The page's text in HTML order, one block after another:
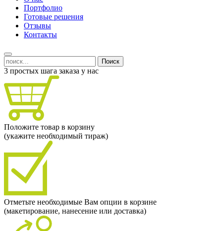
Портфолио
Готовые решения
Отзывы
Контакты
Поиск
3 простых шага заказа у нас
Положите товар в корзину
(укажите необходимый тираж)
Отметьте необходимые Вам опции в корзине
(макетирование, нанесение или доставка)